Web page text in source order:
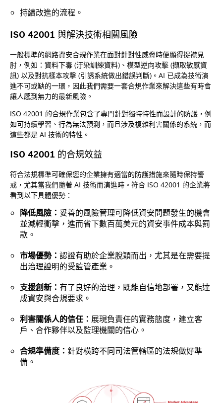
持續改進的流程。
ISO 42001 與解決技術相關風險
一般標準的網路資安合規作業在面對針對性威脅時便顯得捉襟見
肘，例如：資料下毒 (汙染訓練資料)、模型逆向攻擊 (擷取敏感資
訊) 以及對抗樣本攻擊 (引誘系統做出錯誤判斷)。AI 已成為技術演
進不可或缺的一環，因此我們需要一套合規作業來解決這些有時會
讓人感到無力的最新風險。
ISO 42001 的合規作業包含了專門針對獨特特性而設計的防護，例
如可持續學習、行為無法預測，而且涉及複雜利害關係的系統，而
這些都是 AI 技術的特性。
ISO 42001 的合規效益
符合法規標準可確保您的企業擁有適當的防護措施來隨時保持警
戒，尤其當我們隨著 AI 技術而演進時。符合 ISO 42001 的企業將
看到以下具體優勢：
降低風險： 妥善的風險管理可降低資安問題發生的機會
並減輕衝擊，進而省下數百萬美元的資安事件成本與罰
款。
市場優勢： 認證有助於企業脫穎而出，尤其是在需要提
出治理證明的受監管產業。
支援創新： 有了良好的治理，既能自信地部署，又能達
成資安與合規要求。
利害關係人的信任： 展現負責任的實務態度，建立客
戶、合作夥伴以及監理機關的信心。
合規準備度： 針對橫跨不同司法管轄區的法規做好準
備。